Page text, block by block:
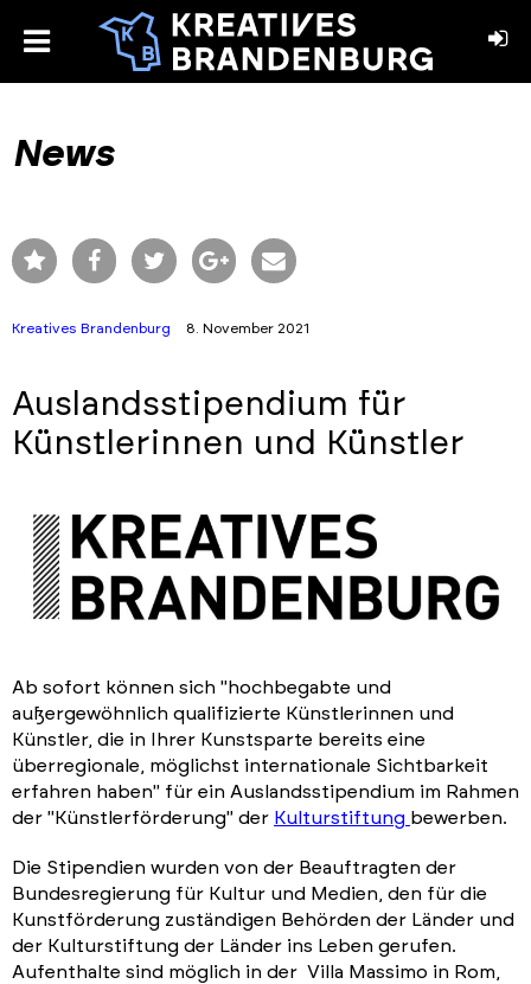
toggle
News
Kreatives Brandenburg 8. November 2021
Auslandsstipendium für
Künstlerinnen und Künstler
Ab sofort können sich "hochbegabte und
außergewöhnlich qualifizierte Künstlerinnen und
Künstler, die in Ihrer Kunstsparte bereits eine
überregionale, möglichst internationale Sichtbarkeit
erfahren haben" für ein Auslandsstipendium im Rahmen
der "Künstlerförderung" der Kulturstiftung bewerben.
Die Stipendien wurden von der Beauftragten der
Bundesregierung für Kultur und Medien, den für die
Kunstförderung zuständigen Behörden der Länder und
der Kulturstiftung der Länder ins Leben gerufen.
Aufenthalte sind möglich in der Villa Massimo in Rom,